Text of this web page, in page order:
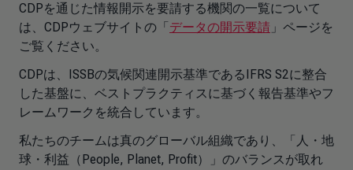
CDPを通じた情報開示を要請する機関の一覧について
は、CDPウェブサイトの「データの開示要請 」ページを
ご覧ください。
CDPは、ISSBの気候関連開示基準であるIFRS S2に整合
した基盤に、ベストプラクティスに基づく報告基準やフ
レームワークを統合しています。
私たちのチームは真のグローバル組織であり、「人・地
球・利益（People, Planet, Profit）」のバランスが取れ